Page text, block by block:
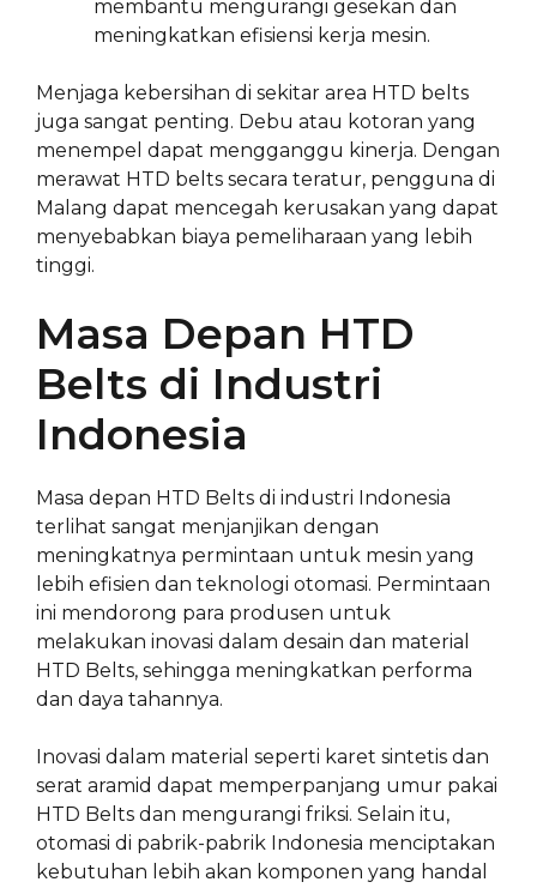
membantu mengurangi gesekan dan
meningkatkan efisiensi kerja mesin.
Menjaga kebersihan di sekitar area HTD belts
juga sangat penting. Debu atau kotoran yang
menempel dapat mengganggu kinerja. Dengan
merawat HTD belts secara teratur, pengguna di
Malang dapat mencegah kerusakan yang dapat
menyebabkan biaya pemeliharaan yang lebih
tinggi.
Masa Depan HTD
Belts di Industri
Indonesia
Masa depan HTD Belts di industri Indonesia
terlihat sangat menjanjikan dengan
meningkatnya permintaan untuk mesin yang
lebih efisien dan teknologi otomasi. Permintaan
ini mendorong para produsen untuk
melakukan inovasi dalam desain dan material
HTD Belts, sehingga meningkatkan performa
dan daya tahannya.
Inovasi dalam material seperti karet sintetis dan
serat aramid dapat memperpanjang umur pakai
HTD Belts dan mengurangi friksi. Selain itu,
otomasi di pabrik-pabrik Indonesia menciptakan
kebutuhan lebih akan komponen yang handal